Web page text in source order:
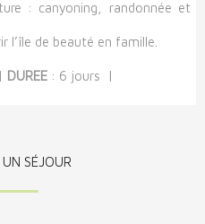
: canyoning, randonnée et
l’île de beauté en famille.
| DUREE : 6 jours |
UN SÉJOUR